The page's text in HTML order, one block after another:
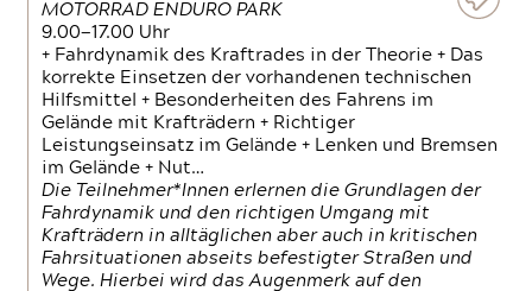
MOTORRAD ENDURO PARK
9.00—17.00 Uhr
+ Fahrdynamik des Kraftrades in der Theorie + Das
korrekte Einsetzen der vorhandenen technischen
Hilfsmittel + Besonderheiten des Fahrens im
Gelände mit Krafträdern + Richtiger
Leistungseinsatz im Gelände + Lenken und Bremsen
im Gelände + Nut…
Die Teilnehmer*Innen erlernen die Grundlagen der
Fahrdynamik und den richtigen Umgang mit
Krafträdern in alltäglichen aber auch in kritischen
Fahrsituationen abseits befestigter Straßen und
Wege. Hierbei wird das Augenmerk auf den